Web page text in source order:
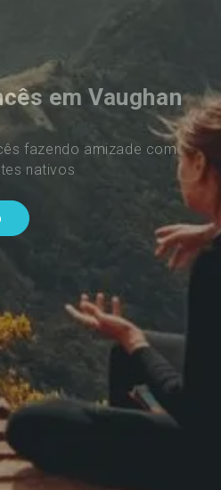
em Vaughan
fazendo amizade com
nativos